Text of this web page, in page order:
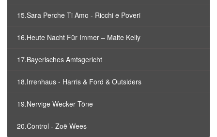
15.Sara Perche Ti Amo - Ricchi e Poveri
16.Heute Nacht Für Immer – Maite Kelly
17.Bayerisches Amtsgericht
18.Irrenhaus - Harris & Ford & Outsiders
19.Nervige Wecker Töne
20.Control - Zoë Wees